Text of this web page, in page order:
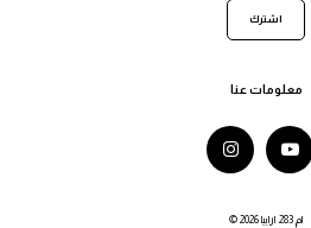
اشترك
معلومات عنا
© 2026 ام 283 ارابيا